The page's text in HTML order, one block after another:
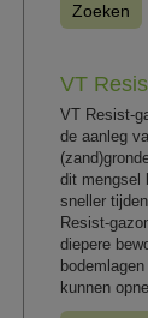
Zoeken
VT
VT Resist-
de aanleg
dit mengsel
sneller
Resist-
diepere
kunnen